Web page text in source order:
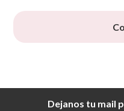
Dejanos tu mail